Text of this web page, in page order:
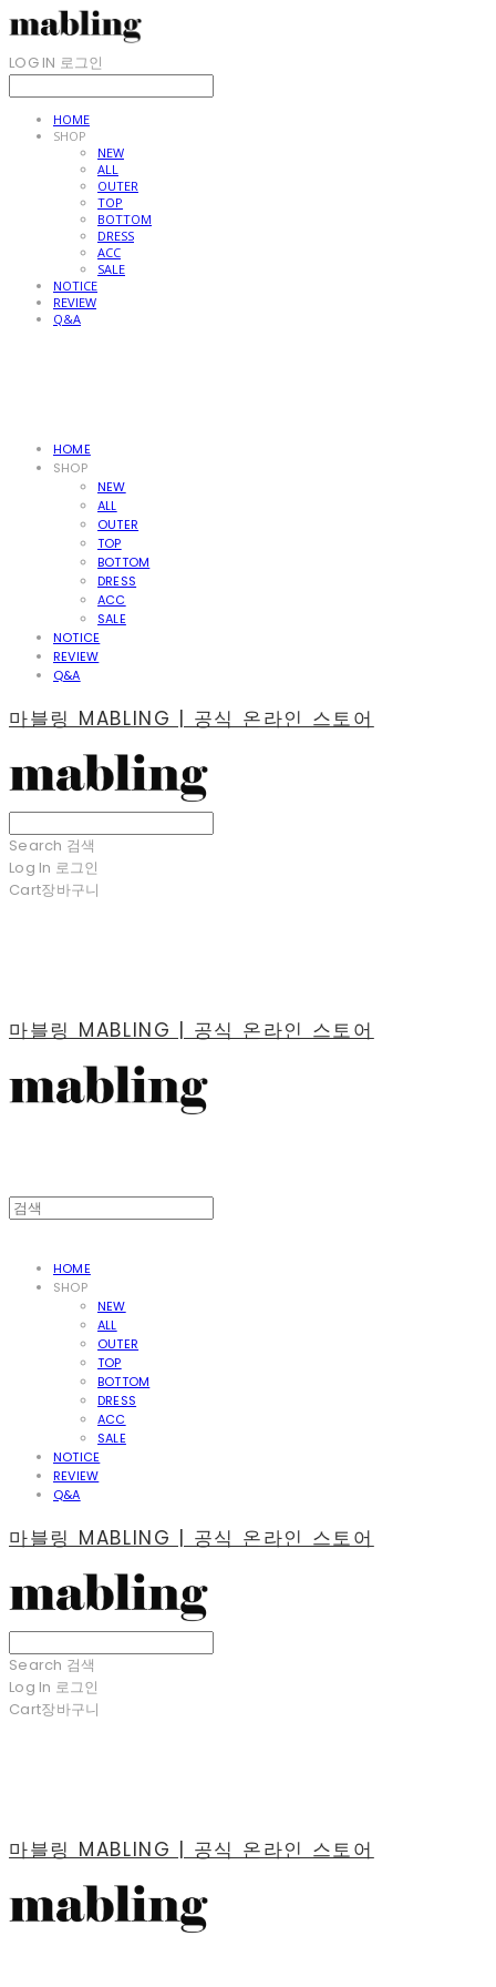
LOG IN 로그인
HOME
SHOP
NEW
ALL
OUTER
TOP
BOTTOM
DRESS
ACC
SALE
NOTICE
REVIEW
Q&A
HOME
SHOP
NEW
ALL
OUTER
TOP
BOTTOM
DRESS
ACC
SALE
NOTICE
REVIEW
Q&A
마블링 MABLING | 공식 온라인 스토어
Search 검색
Log In 로그인
Cart장바구니
마블링 MABLING | 공식 온라인 스토어
HOME
SHOP
NEW
ALL
OUTER
TOP
BOTTOM
DRESS
ACC
SALE
NOTICE
REVIEW
Q&A
마블링 MABLING | 공식 온라인 스토어
Search 검색
Log In 로그인
Cart장바구니
마블링 MABLING | 공식 온라인 스토어